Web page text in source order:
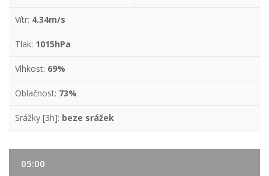
Vítr: 4.34m/s
Tlak: 1015hPa
Vlhkost: 69%
Oblačnost: 73%
Srážky [3h]: beze srážek
05:00